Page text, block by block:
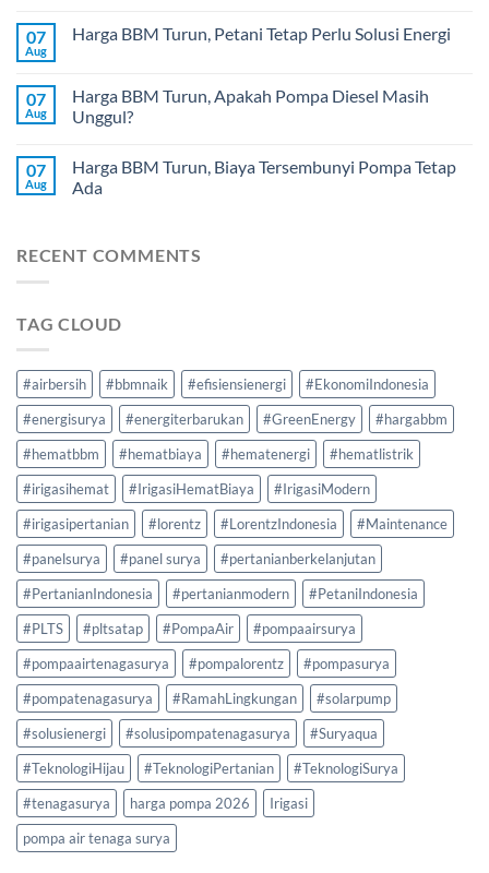
07
Aug
Harga BBM Turun, Petani Tetap Perlu Solusi Energi
07
Aug
Harga BBM Turun, Apakah Pompa Diesel Masih
Unggul?
07
Aug
Harga BBM Turun, Biaya Tersembunyi Pompa Tetap
Ada
RECENT COMMENTS
TAG CLOUD
#airbersih #bbmnaik #efisiensienergi
#EkonomiIndonesia
#energisurya
#energiterbarukan #GreenEnergy
#hargabbm
#hematbbm
#hematbiaya #hematenergi
#hematlistrik
#irigasihemat
#IrigasiHematBiaya
#IrigasiModern
#irigasipertanian
#lorentz #LorentzIndonesia
#Maintenance
#panelsurya
#panel surya
#pertanianberkelanjutan
#PertanianIndonesia
#pertanianmodern
#PetaniIndonesia
#PLTS
#pltsatap #PompaAir
#pompaairsurya
#pompaairtenagasurya
#pompalorentz
#pompasurya
#pompatenagasurya
#RamahLingkungan
#solarpump
#solusienergi
#solusipompatenagasurya
#Suryaqua
#TeknologiHijau
#TeknologiPertanian
#TeknologiSurya
#tenagasurya
harga pompa 2026
Irigasi
pompa air tenaga surya